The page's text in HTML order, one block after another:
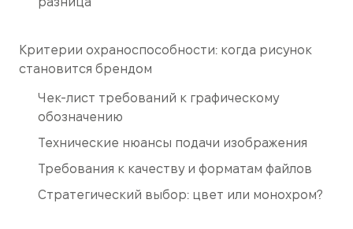
Критерии охраноспособности: когда рисунок
становится брендом
Чек-лист требований к графическому
обозначению
Технические нюансы подачи изображения
Требования к качеству и форматам файлов
Стратегический выбор: цвет или монохром?